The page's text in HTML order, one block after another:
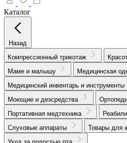
Каталог
Назад
Компрессионный трикотаж
Маме и малышу
Медицинская
Медицинский инвентарь и инструменты
Моющие и дезсредства
Портативная медтехника
Слуховые аппараты
Товары для